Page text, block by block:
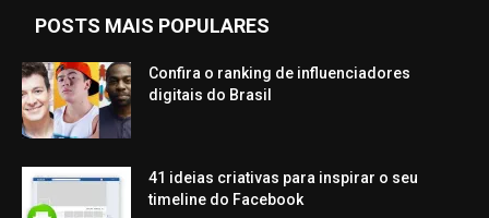
POSTS MAIS POPULARES
Confira o ranking de influenciadores
digitais do Brasil
41 ideias criativas para inspirar o seu
timeline do Facebook